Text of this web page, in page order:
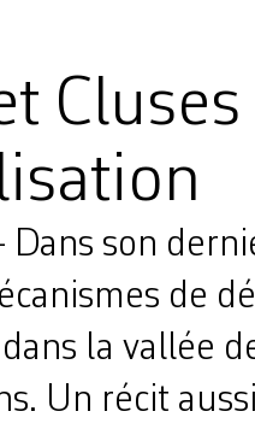
Dans son
de
la vallée
Un récit